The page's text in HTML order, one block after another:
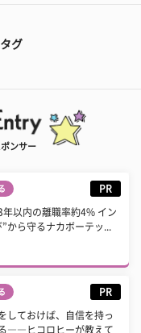
グ
ンサー
PR
年以内の離職率約4% イン
から守るナカボーテッ...
PR
しておけば、自信を持っ
――ヒコロヒーが教えて